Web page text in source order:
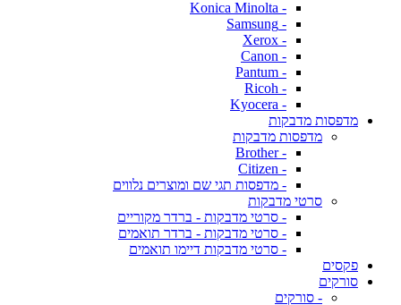
- Konica Minolta
- Samsung
- Xerox
- Canon
- Pantum
- Ricoh
- Kyocera
מדפסות מדבקות
מדפסות מדבקות
- Brother
- Citizen
- מדפסות תגי שם ומוצרים נלווים
סרטי מדבקות
- סרטי מדבקות - ברדר מקוריים
- סרטי מדבקות - ברדר תואמים
- סרטי מדבקות דיימו תואמים
פקסים
סורקים
- סורקים